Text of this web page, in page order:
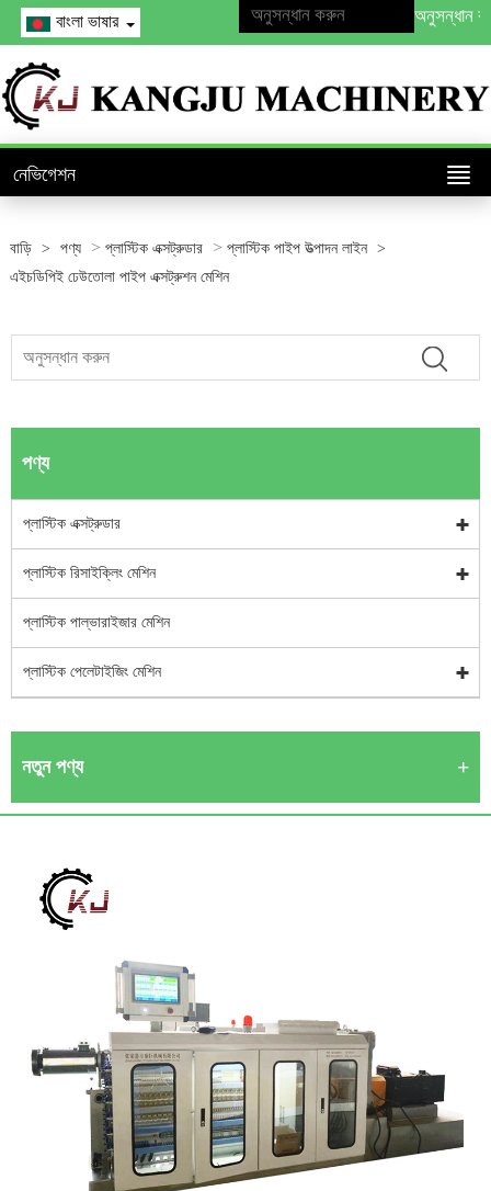
বাংলা ভাষার
নেভিগেশন
বাড়ি > পণ্য > প্লাস্টিক এক্সট্রুডার > প্লাস্টিক পাইপ উত্পাদন লাইন
>
এইচডিপিই ঢেউতোলা পাইপ এক্সট্রুশন মেশিন
পণ্য
প্লাস্টিক এক্সট্রুডার
প্লাস্টিক রিসাইক্লিং মেশিন
প্লাস্টিক পাল্ভারাইজার মেশিন
প্লাস্টিক পেলেটাইজিং মেশিন
নতুন পণ্য